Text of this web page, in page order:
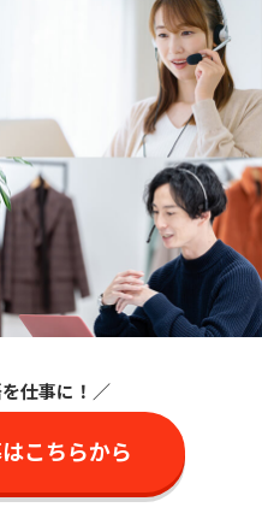
仕事に ！／
こちらから